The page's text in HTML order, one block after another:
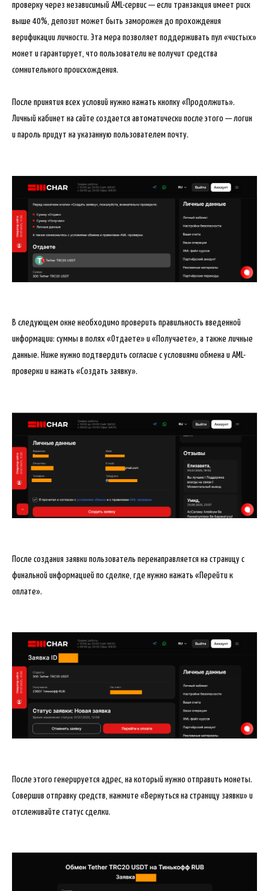
проверку через независимый AML-сервис — если транзакция имеет риск
выше 40%, депозит может быть заморожен до прохождения
верификации личности. Эта мера позволяет поддерживать пул «чистых»
монет и гарантирует, что пользователи не получит средства
сомнительного происхождения.
После принятия всех условий нужно нажать кнопку «Продолжить».
Личный кабинет на сайте создается автоматически после этого — логин
и пароль придут на указанную пользователем почту.
В следующем окне необходимо проверить правильность введенной
информации: суммы в полях «Отдаете» и «Получаете», а также личные
данные. Ниже нужно подтвердить согласие с условиями обмена и AML-
проверки и нажать «Создать заявку».
После создания заявки пользователь перенаправляется на страницу с
финальной информацией по сделке, где нужно нажать «Перейти к
оплате».
После этого генерируется адрес, на который нужно отправить монеты.
Совершив отправку средств, нажмите «Вернуться на страницу заявки» и
отслеживайте статус сделки.